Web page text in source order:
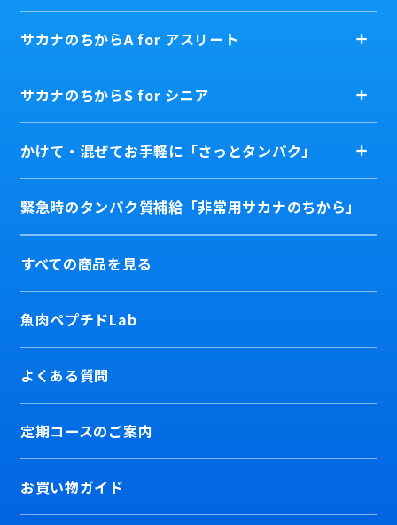
サカナのちからA for アスリート
サカナのちからS for シニア
かけて・混ぜてお手軽に「さっとタンパク」
緊急時のタンパク質補給「非常用サカナのちから」
すべての商品を見る
魚肉ペプチドLab
よくある質問
定期コースのご案内
お買い物ガイド